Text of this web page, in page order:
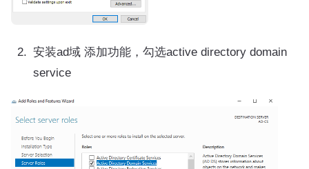
安装ad域 添加功能，勾选active directory domain
service